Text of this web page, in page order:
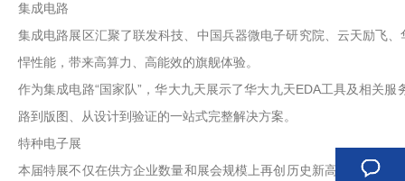
集成电路
集成电路展区汇聚了联发科技、中国兵器微电子研究院、云天励飞
悍性能，带来高算力、高能效的旗舰体验。
作为集成电路“国家队”，华大九天展示了华大九天EDA工具及相关
路到版图、从设计到验证的一站式完整解决方案。
特种电子展
本届特展不仅在供方企业数量和展会规模上再创历史新高，为需方